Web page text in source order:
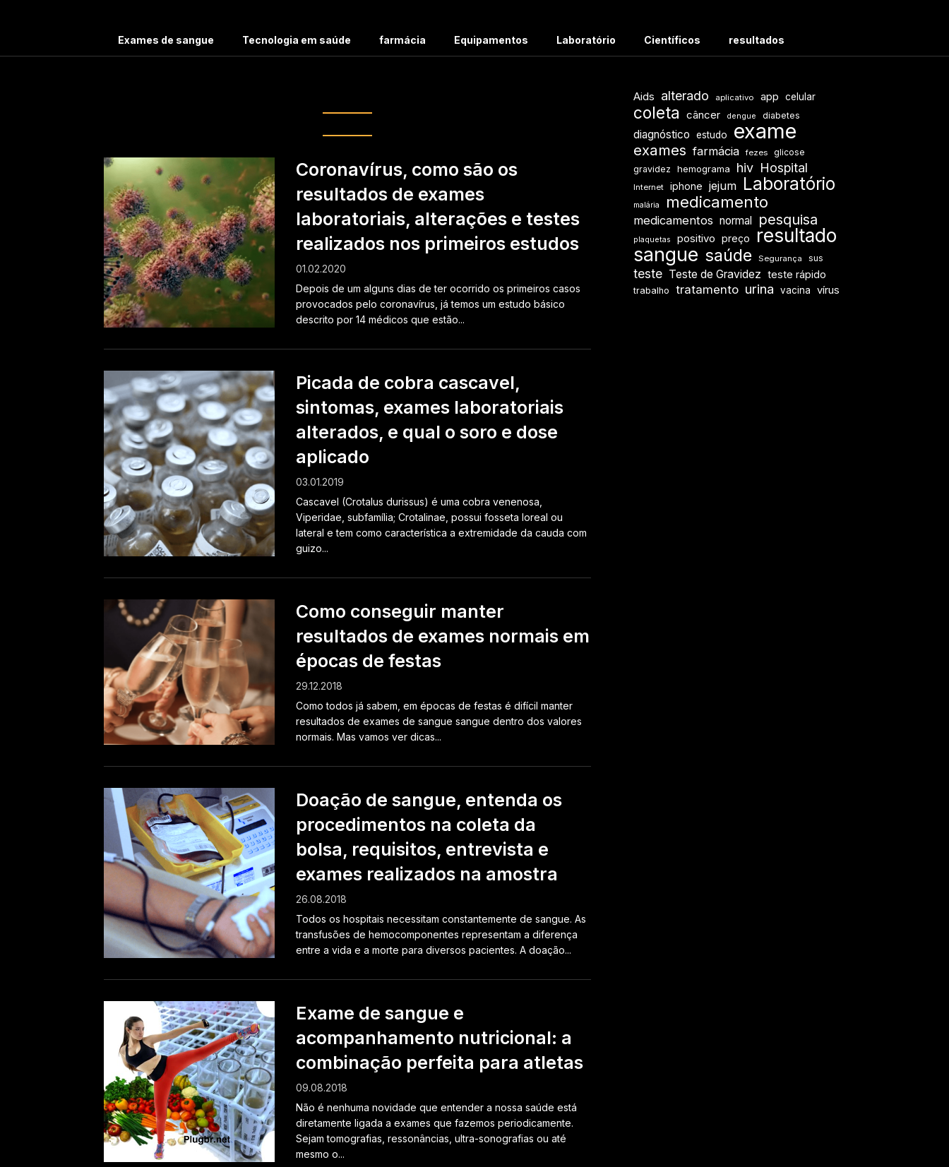
Exames de sangue Tecnologia em saúde farmácia Equipamentos Laboratório Científicos resultados
Coronavírus, como são os
resultados de exames
laboratoriais, alterações e testes
realizados nos primeiros estudos
01.02.2020
Depois de um alguns dias de ter ocorrido os primeiros casos
provocados pelo coronavírus, já temos um estudo básico
descrito por 14 médicos que estão...
Picada de cobra cascavel,
sintomas, exames laboratoriais
alterados, e qual o soro e dose
aplicado
03.01.2019
Cascavel (Crotalus durissus) é uma cobra venenosa,
Viperidae, subfamília; Crotalinae, possui fosseta loreal ou
lateral e tem como característica a extremidade da cauda com
guizo...
Como conseguir manter
resultados de exames normais em
épocas de festas
29.12.2018
Como todos já sabem, em épocas de festas é difícil manter
resultados de exames de sangue sangue dentro dos valores
normais. Mas vamos ver dicas...
Doação de sangue, entenda os
procedimentos na coleta da
bolsa, requisitos, entrevista e
exames realizados na amostra
26.08.2018
Todos os hospitais necessitam constantemente de sangue. As
transfusões de hemocomponentes representam a diferença
entre a vida e a morte para diversos pacientes. A doação...
Exame de sangue e
acompanhamento nutricional: a
combinação perfeita para atletas
09.08.2018
Não é nenhuma novidade que entender a nossa saúde está
diretamente ligada a exames que fazemos periodicamente.
Sejam tomografias, ressonâncias, ultra-sonografias ou até
mesmo o...
Aids alterado aplicativo app celular
coleta câncer dengue diabetes
diagnóstico estudo exame
exames farmácia fezes
glicose
gravidez
hemograma hiv Hospital
Internet iphone jejum Laboratório
malária medicamento
medicamentos normal pesquisa
plaquetas positivo preço resultado
sangue saúde Segurança sus
teste Teste de Gravidez teste rápido
trabalho tratamento urina vacina vírus